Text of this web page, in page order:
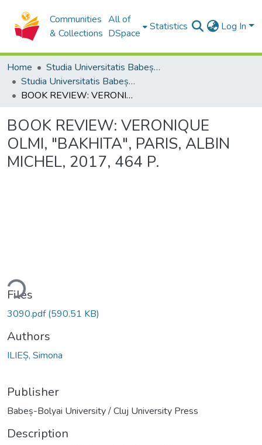
Communities
& Collections
All of
DSpace
Statistics Log In
Home
Studia Universitatis Babeș-Bolyai Collection
Studia Universitatis Babeș-Bolyai Philologia
BOOK REVIEW: VERONIQUE OLMI, "BAKHITA", PARIS, ALBIN MICHEL, 2017, 464 P.
BOOK REVIEW: VERONIQUE
OLMI, "BAKHITA", PARIS, ALBIN
MICHEL, 2017, 464 P.
Files
3090.pdf(590.51 KB)
Authors
ILIEȘ, Simona
Publisher
Babeș-Bolyai University / Cluj University Press
Description